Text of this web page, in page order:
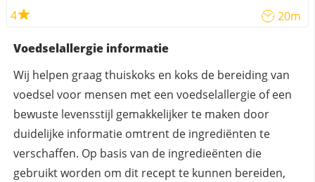
4 20m
Voedselallergie informatie
Wij helpen graag thuiskoks en koks de bereiding van
voedsel voor mensen met een voedselallergie of een
bewuste levensstijl gemakkelijker te maken door
duidelijke informatie omtrent de ingrediënten te
verschaffen. Op basis van de ingredieënten die
gebruikt worden om dit recept te kunnen bereiden,